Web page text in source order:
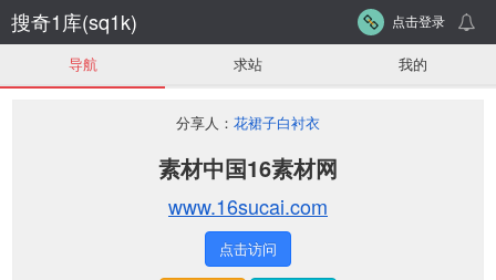
搜奇1库(sq1k) 点击登录
导航 求站 我的
分享人： 花裙子白衬衣
素材中国16素材网
www.16sucai.com
点击访问